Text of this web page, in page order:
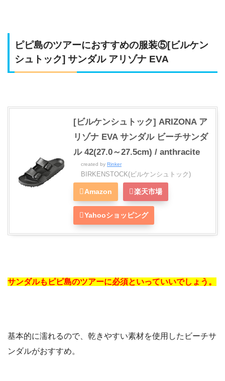
ピピ島のツアーにおすすめの服装⑤[ビルケン
シュトック] サンダル アリゾナ EVA
[ビルケンシュトック] ARIZONA ア
リゾナ EVA サンダル ビーチサンダ
ル 42(27.0～27.5cm) / anthracite
created by Rinker
BIRKENSTOCK(ビルケンシュトック)
Amazon 楽天市場
Yahooショッピング
サンダルもピピ島のツアーに必須といっていいでしょう。
基本的に濡れるので、乾きやすい素材を使用したビーチサ
ンダルがおすすめ。